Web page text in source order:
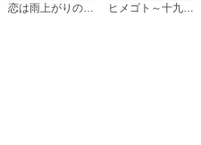
ヒメゴト～十九歳の制服～